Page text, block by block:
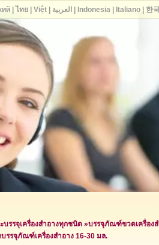
บรรจุเครื่องสำอางทุกชนิด »บรรจุภัณฑ์ขวดเครื่องส
บรรจุภัณฑ์เครื่องสำอาง 16-30 มล.
| ไทย| Việt| العربية Indonesia| Italiano| 한